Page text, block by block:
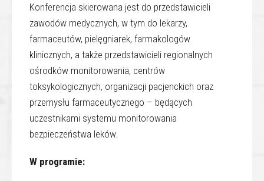
Konferencja skierowana jest do przedstawicieli
zawodów medycznych, w tym do lekarzy,
farmaceutów, pielęgniarek, farmakologów
klinicznych, a także przedstawicieli regionalnych
ośrodków monitorowania, centrów
toksykologicznych, organizacji pacjenckich oraz
przemysłu farmaceutycznego – będących
uczestnikami systemu monitorowania
bezpieczeństwa leków.
W programie: